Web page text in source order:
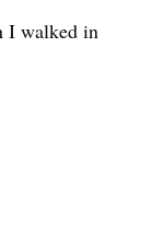
I walked in